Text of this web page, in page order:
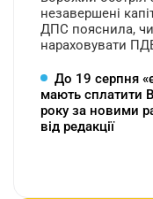
незавершені
ДПС пояснила,
нараховувати
До 19 серпня
мають сплатити
року за новими
від редакції